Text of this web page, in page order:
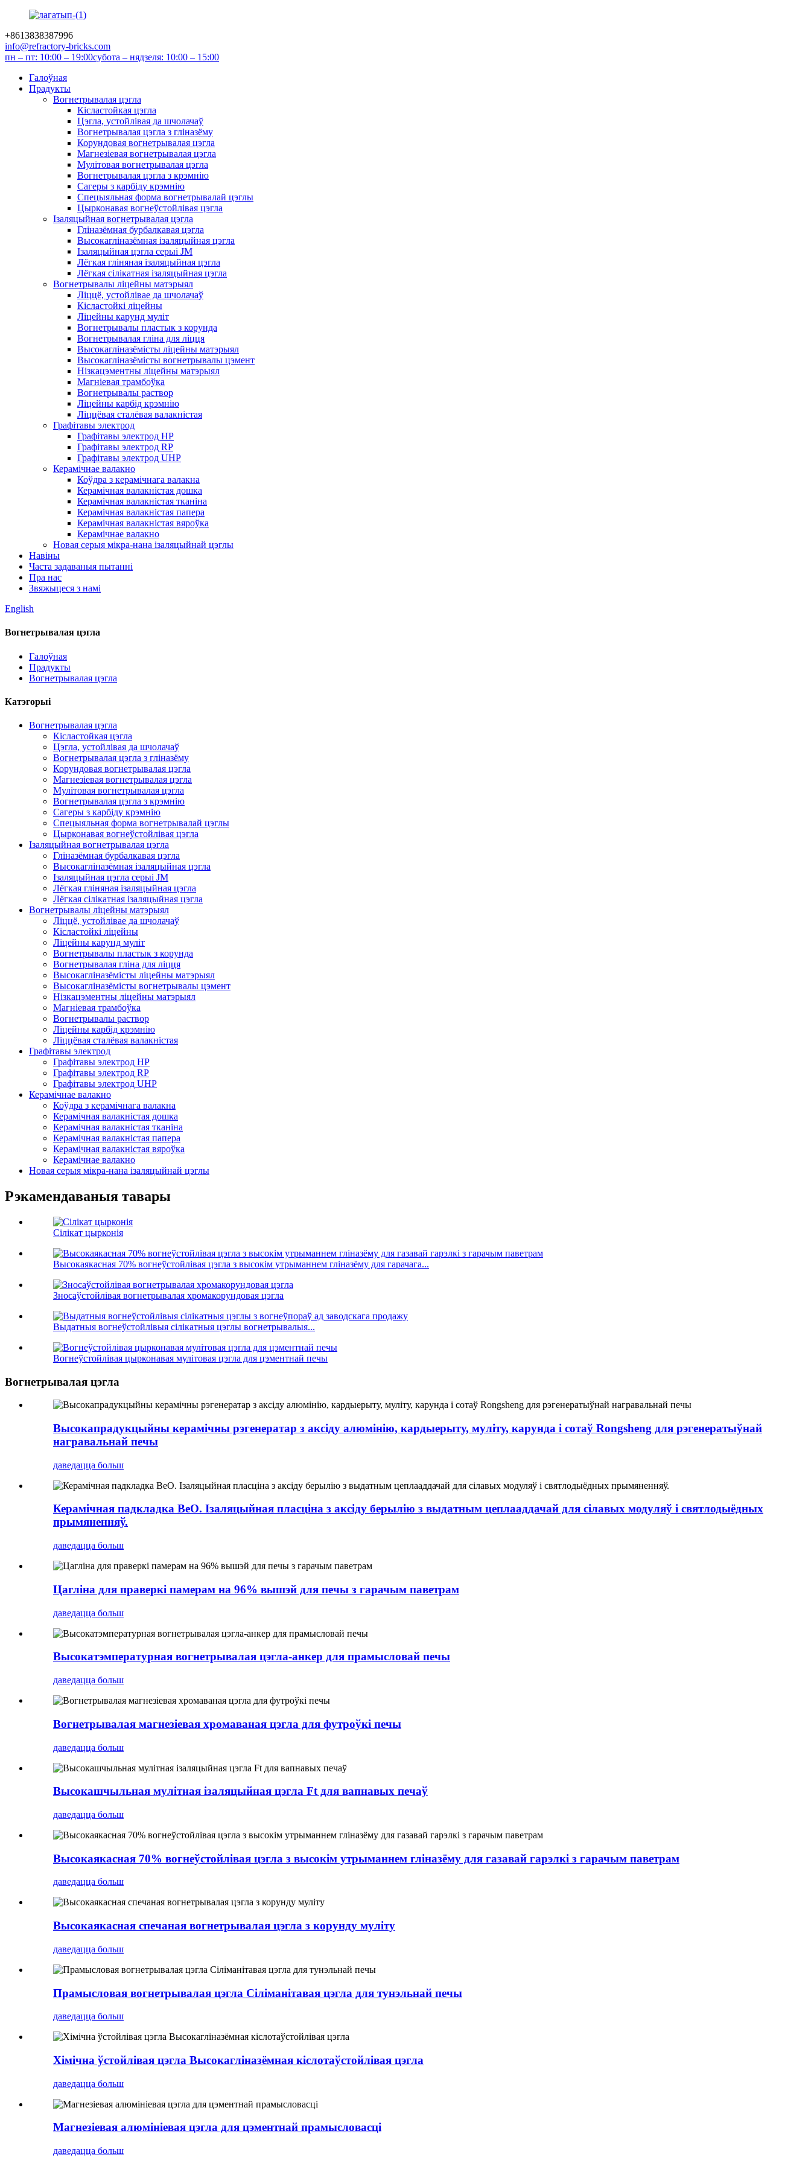
+8613838387996
info@refractory-bricks.com
пн – пт: 10:00 – 19:00субота – нядзеля: 10:00 – 15:00
Галоўная
Прадукты
Вогнетрывалая цэгла
Кісластойкая цэгла
Цэгла, устойлівая да шчолачаў
Вогнетрывалая цэгла з гліназёму
Корундовая вогнетрывалая цэгла
Магнезіевая вогнетрывалая цэгла
Мулітовая вогнетрывалая цэгла
Вогнетрывалая цэгла з крэмнію
Сагеры з карбіду крэмнію
Спецыяльная форма вогнетрывалай цэглы
Цырконавая вогнеўстойлівая цэгла
Ізаляцыйная вогнетрывалая цэгла
Гліназёмная бурбалкавая цэгла
Высокагліназёмная ізаляцыйная цэгла
Ізаляцыйная цэгла серыі JM
Лёгкая гліняная ізаляцыйная цэгла
Лёгкая сілікатная ізаляцыйная цэгла
Вогнетрывалы ліцейны матэрыял
Ліццё, устойлівае да шчолачаў
Кісластойкі ліцейны
Ліцейны карунд муліт
Вогнетрывалы пластык з корунда
Вогнетрывалая гліна для ліцця
Высокагліназёмісты ліцейны матэрыял
Высокагліназёмісты вогнетрывалы цэмент
Нізкацэментны ліцейны матэрыял
Магніевая трамбоўка
Вогнетрывалы раствор
Ліцейны карбід крэмнію
Ліццёвая сталёвая валакністая
Графітавы электрод
Графітавы электрод HP
Графітавы электрод RP
Графітавы электрод UHP
Керамічнае валакно
Коўдра з керамічнага валакна
Керамічная валакністая дошка
Керамічная валакністая тканіна
Керамічная валакністая папера
Керамічная валакністая вяроўка
Керамічнае валакно
Новая серыя мікра-нана ізаляцыйнай цэглы
Навіны
Часта задаваныя пытанні
Пра нас
Звяжыцеся з намі
English
Вогнетрывалая цэгла
Галоўная
Прадукты
Вогнетрывалая цэгла
Катэгорыі
Вогнетрывалая цэгла
Кісластойкая цэгла
Цэгла, устойлівая да шчолачаў
Вогнетрывалая цэгла з гліназёму
Корундовая вогнетрывалая цэгла
Магнезіевая вогнетрывалая цэгла
Мулітовая вогнетрывалая цэгла
Вогнетрывалая цэгла з крэмнію
Сагеры з карбіду крэмнію
Спецыяльная форма вогнетрывалай цэглы
Цырконавая вогнеўстойлівая цэгла
Ізаляцыйная вогнетрывалая цэгла
Гліназёмная бурбалкавая цэгла
Высокагліназёмная ізаляцыйная цэгла
Ізаляцыйная цэгла серыі JM
Лёгкая гліняная ізаляцыйная цэгла
Лёгкая сілікатная ізаляцыйная цэгла
Вогнетрывалы ліцейны матэрыял
Ліццё, устойлівае да шчолачаў
Кісластойкі ліцейны
Ліцейны карунд муліт
Вогнетрывалы пластык з корунда
Вогнетрывалая гліна для ліцця
Высокагліназёмісты ліцейны матэрыял
Высокагліназёмісты вогнетрывалы цэмент
Нізкацэментны ліцейны матэрыял
Магніевая трамбоўка
Вогнетрывалы раствор
Ліцейны карбід крэмнію
Ліццёвая сталёвая валакністая
Графітавы электрод
Графітавы электрод HP
Графітавы электрод RP
Графітавы электрод UHP
Керамічнае валакно
Коўдра з керамічнага валакна
Керамічная валакністая дошка
Керамічная валакністая тканіна
Керамічная валакністая папера
Керамічная валакністая вяроўка
Керамічнае валакно
Новая серыя мікра-нана ізаляцыйнай цэглы
Рэкамендаваныя тавары
Сілікат цырконія
Высокаякасная 70% вогнеўстойлівая цэгла з высокім утрыманнем гліназёму для гарачага...
Зносаўстойлівая вогнетрывалая хромакорундовая цэгла
Выдатныя вогнеўстойлівыя сілікатныя цэглы вогнетрывалыя...
Вогнеўстойлівая цырконавая мулітовая цэгла для цэментнай печы
Вогнетрывалая цэгла
Высокапрадукцыйны керамічны рэгенератар з аксіду алюмінію, кардыерыту, муліту, карунда і сотаў Rongsheng для рэгенератыўнай
награвальнай печы
даведацца больш
Керамічная падкладка BeO. Ізаляцыйная пласціна з аксіду берылію з выдатным цеплааддачай для сілавых модуляў і святлодыёдных
прымяненняў.
даведацца больш
Цагліна для праверкі памерам на 96% вышэй для печы з гарачым паветрам
даведацца больш
Высокатэмпературная вогнетрывалая цэгла-анкер для прамысловай печы
даведацца больш
Вогнетрывалая магнезіевая хромаваная цэгла для футроўкі печы
даведацца больш
Высокашчыльная мулітная ізаляцыйная цэгла Ft для вапнавых печаў
даведацца больш
Высокаякасная 70% вогнеўстойлівая цэгла з высокім утрыманнем гліназёму для газавай гарэлкі з гарачым паветрам
даведацца больш
Высокаякасная спечаная вогнетрывалая цэгла з корунду муліту
даведацца больш
Прамысловая вогнетрывалая цэгла Сіліманітавая цэгла для тунэльнай печы
даведацца больш
Хімічна ўстойлівая цэгла Высокагліназёмная кіслотаўстойлівая цэгла
даведацца больш
Магнезіевая алюмініевая цэгла для цэментнай прамысловасці
даведацца больш